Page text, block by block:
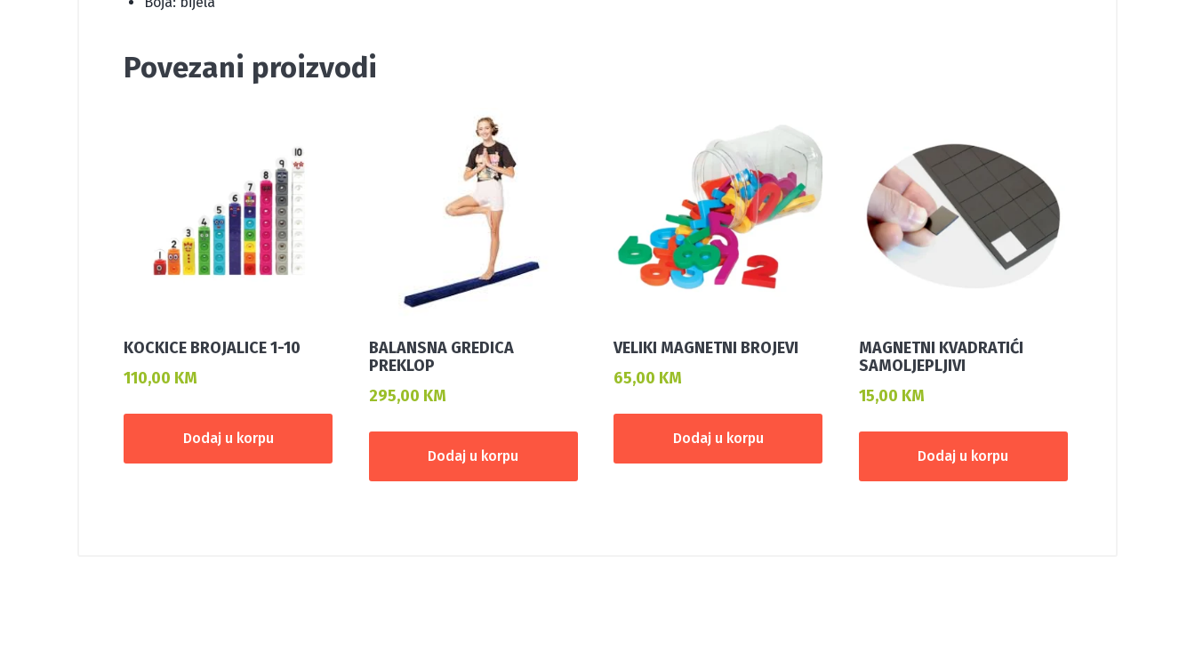
Povezani proizvodi
KOCKICE BROJALICE 1-10
110,00 KM
Dodaj u korpu
BALANSNA GREDICA
PREKLOP
295,00 KM
Dodaj u korpu
VELIKI MAGNETNI BROJEVI
65,00 KM
Dodaj u korpu
MAGNETNI KVADRATIĆI
SAMOLJEPLJIVI
15,00 KM
Dodaj u korpu